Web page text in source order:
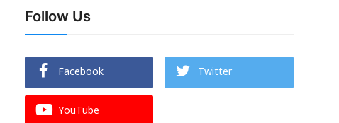
Follow Us
Facebook
Twitter
YouTube